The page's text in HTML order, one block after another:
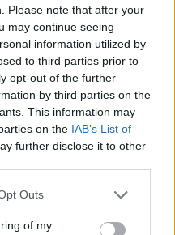
Please note that after your
may continue seeing
information utilized by
to third parties prior to
opt-out of the further
by third parties on the
This information may
on the IAB’s List of
further disclose it to other
uses one or more Google
You may click to
Outs
of my
77
της